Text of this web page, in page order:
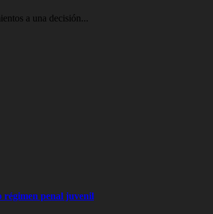
a una decisión...
régimen penal juvenil